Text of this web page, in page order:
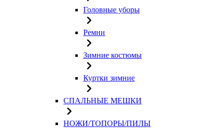
Головные уборы
Ремни
Зимние костюмы
Куртки зимние
СПАЛЬНЫЕ МЕШКИ
НОЖИ/ТОПОРЫ/ПИЛЫ